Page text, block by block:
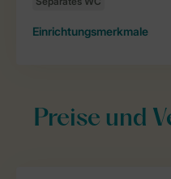
Einrichtungsmerkmale
Preise und